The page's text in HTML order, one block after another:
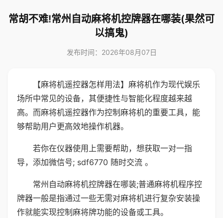
常胡不难!常州自动麻将机控牌器在哪装(果然可
以搞鬼)
发布时间：2026年08月07日
【麻将机遥控器怎样用法】麻将机作为现代娱乐
场所中常见的设备，其便捷性与智能化程度越来越
高。而麻将机遥控器作为控制麻将机的重要工具，能
够帮助用户更高效地操作机器。
若你在仪器使用上需要帮助，想获取一对一指
导，添加微信号; sdf6770 随时交流 。
常州自动麻将机控牌器在哪装;普通麻将机程序控
牌器一般是指通过一些无需对麻将机进行复杂安装操
作就能实现控制麻将牌功能的设备或工具。